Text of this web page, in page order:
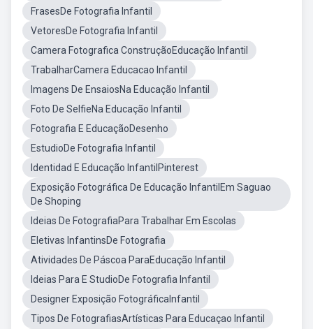
FrasesDe Fotografia Infantil
VetoresDe Fotografia Infantil
Camera Fotografica ConstruçãoEducação Infantil
TrabalharCamera Educacao Infantil
Imagens De EnsaiosNa Educação Infantil
Foto De SelfieNa Educação Infantil
Fotografia E EducaçãoDesenho
EstudioDe Fotografia Infantil
Identidad E Educação InfantilPinterest
Exposição Fotográfica De Educação InfantilEm Saguao
De Shoping
Ideias De FotografiaPara Trabalhar Em Escolas
Eletivas InfantinsDe Fotografia
Atividades De Páscoa ParaEducação Infantil
Ideias Para E StudioDe Fotografia Infantil
Designer Exposição FotográficaInfantil
Tipos De FotografiasArtísticas Para Educaçao Infantil